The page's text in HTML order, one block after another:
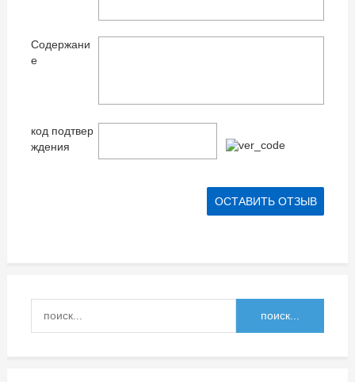
Содержани
е
код подтвер
ждения